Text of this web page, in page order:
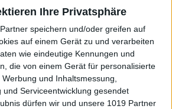
Ihre Privatsphäre
speichern und/oder greifen auf
auf einem Gerät zu und verarbeiten
wie eindeutige Kennungen und
die von einem Gerät für personalisierte
und Inhaltsmessung,
Serviceentwicklung gesendet
dürfen wir und unsere 1019 Partner